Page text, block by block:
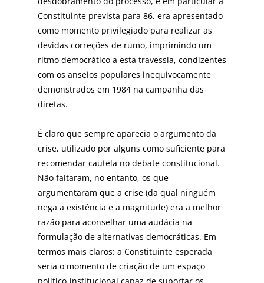
Constituinte prevista para 86, era apresentado
como momento privilegiado para realizar as
devidas correções de rumo, imprimindo um
ritmo democrático a esta travessia, condizentes
com os anseios populares inequivocamente
demonstrados em 1984 na campanha das
diretas.
É claro que sempre aparecia o argumento da
crise, utilizado por alguns como suficiente para
recomendar cautela no debate constitucional.
Não faltaram, no entanto, os que
argumentaram que a crise (da qual ninguém
nega a existência e a magnitude) era a melhor
razão para aconselhar uma audácia na
formulação de alternativas democráticas. Em
termos mais claros: a Constituinte esperada
seria o momento de criação de um espaço